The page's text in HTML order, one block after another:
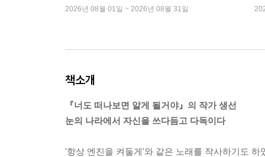
2026년 08월 01일 ~ 2026년 08월 31일
책소개
『너도 떠나보면 알게 될거야』의 작가 생선
눈의 나라에서 자신을 쓰다듬고 다독이다
'항상 엔진을 켜둘게'와 같은 노래를 작사하기도